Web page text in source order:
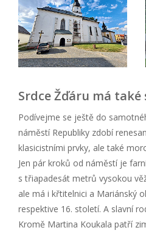
Srdce Žďáru má
Podívejme se ještě do
náměstí Republiky zdobí
klasicistními prvky, ale také
Jen pár kroků od náměstí je
s třiapadesát metrů vysokou
ale má i křtitelnici a Mariánský
respektive 16. století. A slavní
Kromě Martina Koukala patří